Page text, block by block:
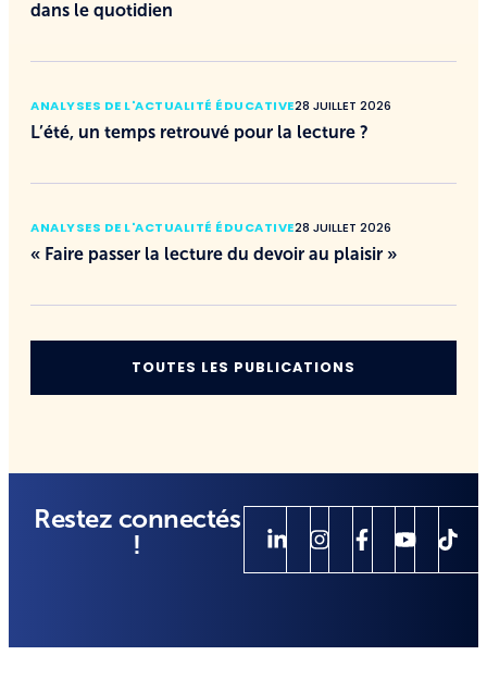
dans le quotidien
ANALYSES DE L'ACTUALITÉ ÉDUCATIVE28 JUILLET 2026
L’été, un temps retrouvé pour la lecture ?
ANALYSES DE L'ACTUALITÉ ÉDUCATIVE28 JUILLET 2026
« Faire passer la lecture du devoir au plaisir »
TOUTES LES PUBLICATIONS
Restez connectés
!